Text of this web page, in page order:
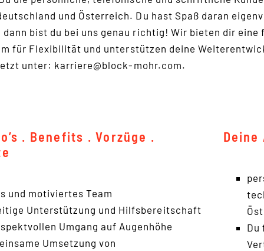
und Österreich. Du hast Spaß daran
dann bist du bei uns genau richtig! Wir bieten dir
für Flexibilität und unterstützen deine
unter: karriere@block-mohr.com.
. Benefits . Vorzüge .
und motiviertes Team
Unterstützung und Hilfsbereitschaft
Umgang auf Augenhöhe
Umsetzung von
Du